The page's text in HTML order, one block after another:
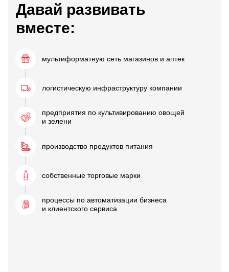
Давай развивать
вместе:
мультиформатную сеть магазинов и аптек
логистическую инфраструктуру компании
предприятия по культивированию овощей
и зелени
производство продуктов питания
собственные торговые марки
процессы по автоматизации бизнеса
и клиентского сервиса